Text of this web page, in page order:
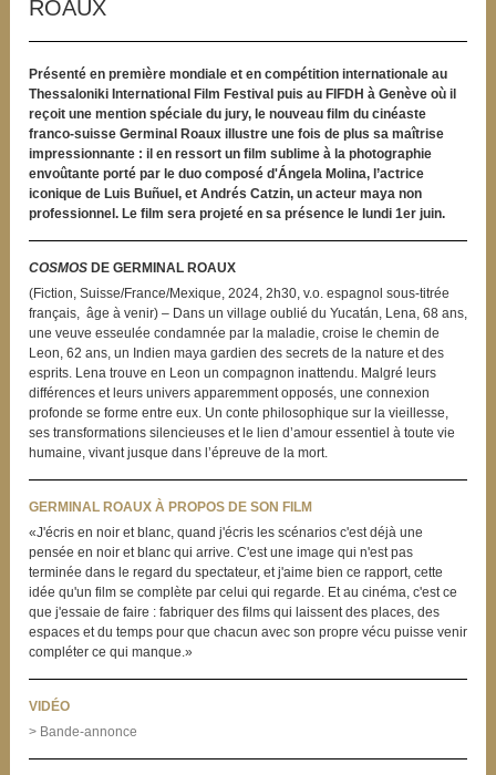
ROAUX
Présenté en première mondiale et en compétition internationale au
Thessaloniki International Film Festival puis au FIFDH à Genève où il
reçoit une mention spéciale du jury, le nouveau film du cinéaste
franco-suisse Germinal Roaux illustre une fois de plus sa maîtrise
impressionnante : il en ressort un film sublime à la photographie
envoûtante porté par le duo composé d'Ángela Molina, l’actrice
iconique de Luis Buñuel, et Andrés Catzin, un acteur maya non
professionnel. Le film sera projeté en sa présence le lundi 1er juin.
COSMOS DE GERMINAL ROAUX
(Fiction, Suisse/France/Mexique, 2024, 2h30, v.o. espagnol sous-titrée
français, âge à venir) – Dans un village oublié du Yucatán, Lena, 68 ans,
une veuve esseulée condamnée par la maladie, croise le chemin de
Leon, 62 ans, un Indien maya gardien des secrets de la nature et des
esprits. Lena trouve en Leon un compagnon inattendu. Malgré leurs
différences et leurs univers apparemment opposés, une connexion
profonde se forme entre eux. Un conte philosophique sur la vieillesse,
ses transformations silencieuses et le lien d’amour essentiel à toute vie
humaine, vivant jusque dans l’épreuve de la mort.
GERMINAL ROAUX À PROPOS DE SON FILM
«J'écris en noir et blanc, quand j'écris les scénarios c'est déjà une
pensée en noir et blanc qui arrive. C'est une image qui n'est pas
terminée dans le regard du spectateur, et j'aime bien ce rapport, cette
idée qu'un film se complète par celui qui regarde. Et au cinéma, c'est ce
que j'essaie de faire : fabriquer des films qui laissent des places, des
espaces et du temps pour que chacun avec son propre vécu puisse venir
compléter ce qui manque.»
VIDÉO
> Bande-annonce